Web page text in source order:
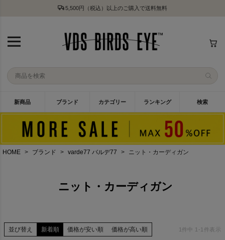
5,500円（税込）以上のご購入で送料無料
新商品 ブランド カテゴリー ランキング 検索
HOME ブランド varde77 バルデ77 ニット・カーディガン
ニット・カーディガン
並び替え 新着順 価格が安い順 価格が高い順 1 件中 1 -1 件表示